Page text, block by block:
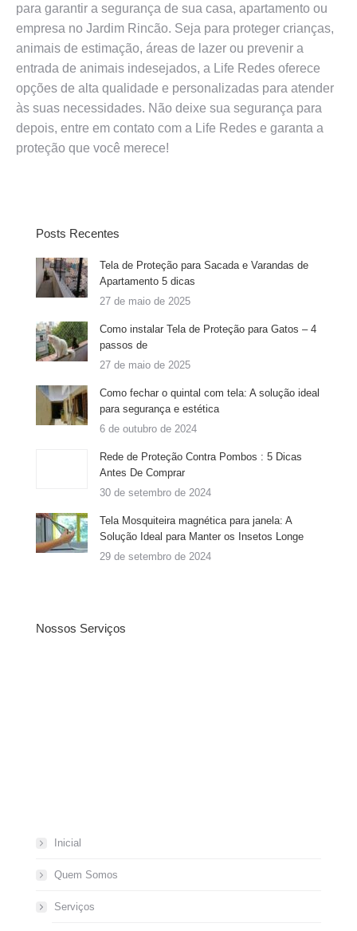
para garantir a segurança de sua casa, apartamento ou
empresa no Jardim Rincão. Seja para proteger crianças,
animais de estimação, áreas de lazer ou prevenir a
entrada de animais indesejados, a Life Redes oferece
opções de alta qualidade e personalizadas para atender
às suas necessidades. Não deixe sua segurança para
depois, entre em contato com a Life Redes e garanta a
proteção que você merece!
Posts Recentes
Tela de Proteção para Sacada e Varandas de
Apartamento 5 dicas
27 de maio de 2025
Como instalar Tela de Proteção para Gatos – 4
passos de
27 de maio de 2025
Como fechar o quintal com tela: A solução ideal
para segurança e estética
6 de outubro de 2024
Rede de Proteção Contra Pombos : 5 Dicas
Antes De Comprar
30 de setembro de 2024
Tela Mosquiteira magnética para janela: A
Solução Ideal para Manter os Insetos Longe
29 de setembro de 2024
Nossos Serviços
Inicial
Quem Somos
Serviços